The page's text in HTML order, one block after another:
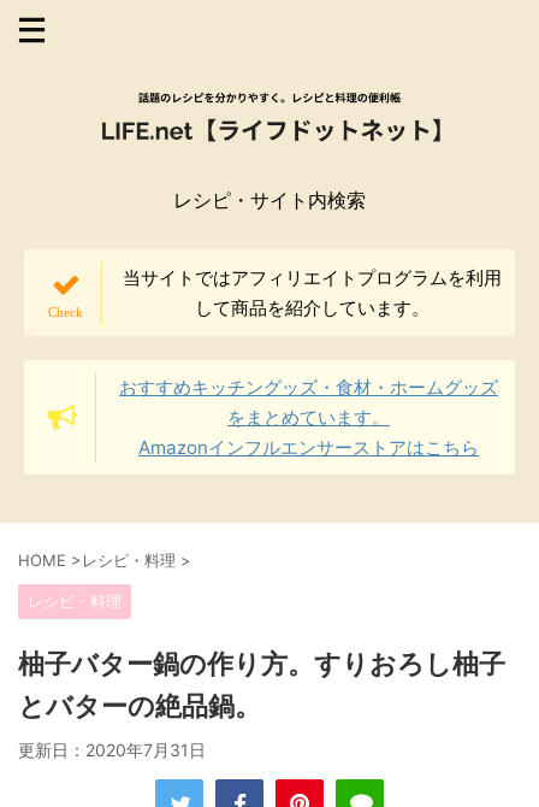
レシピ・サイト内検索
当サイトではアフィリエイトプログラムを利用
して商品を紹介しています。
おすすめキッチングッズ・食材・ホームグッズ
をまとめています。
Amazonインフルエンサーストアはこちら
HOME >レシピ・料理 >
レシピ・料理
柚子バター鍋の作り方。すりおろし柚子
とバターの絶品鍋。
更新日： 2020年7月31日